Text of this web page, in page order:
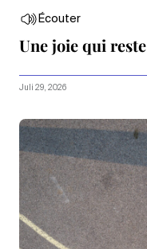
Écouter
Une joie qui reste
Juli 29, 2026